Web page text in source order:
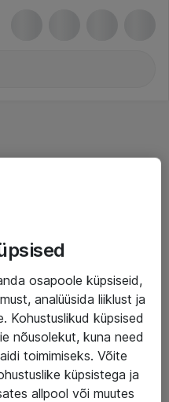
osapoole küpsiseid,
analüüsida liiklust ja
Kohustuslikud küpsised
nõusolekut, kuna need
toimimiseks. Võite
küpsistega ja
allpool või muutes